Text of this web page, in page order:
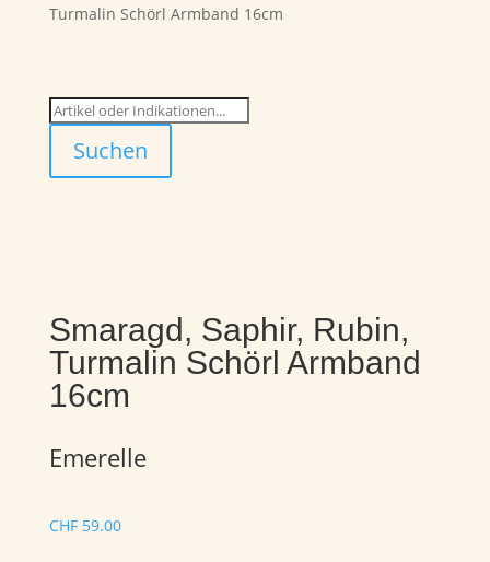
Turmalin Schörl Armband 16cm
Suchen
Smaragd, Saphir, Rubin,
Turmalin Schörl Armband
16cm
Emerelle
CHF59.00